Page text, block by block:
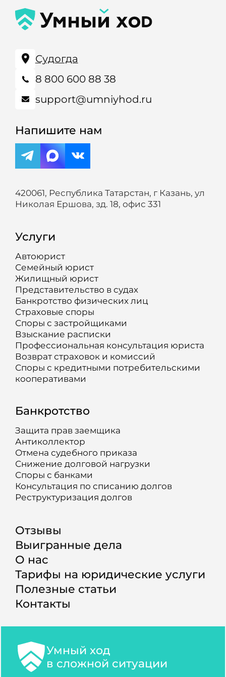
Судогда
8 800 600 88 38
support@umniyhod.ru
Напишите нам
420061, Республика Татарстан, г Казань, ул
Николая Ершова, зд. 18, офис 331
Услуги
Автоюрист
Семейный юрист
Жилищный юрист
Представительство в судах
Банкротство физических лиц
Страховые споры
Споры с застройщиками
Взыскание расписки
Профессиональная консультация юриста
Возврат страховок и комиссий
Споры с кредитными потребительскими
кооперативами
Банкротство
Защита прав заемщика
Антиколлектор
Отмена судебного приказа
Снижение долговой нагрузки
Споры с банками
Консультация по списанию долгов
Реструктуризация долгов
Отзывы
Выигранные дела
О нас
Тарифы на юридические услуги
Полезные статьи
Контакты
Умный ход
в сложной ситуации